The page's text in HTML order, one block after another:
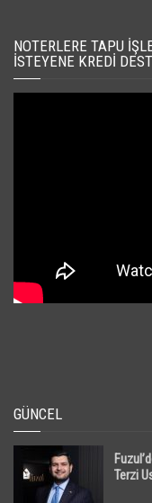
NOTERLERE TAPU
İSTEYENE KREDI
GÜNCEL
Terzi